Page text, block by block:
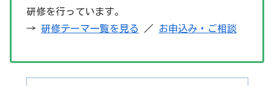
研修を行っています。
→ 研修テーマ一覧を見る ／ お申込み・ご相談